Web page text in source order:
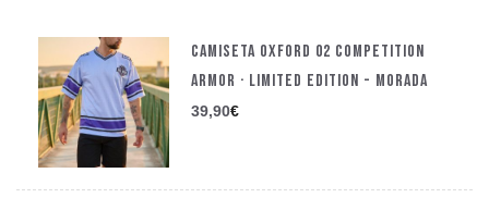
CAMISETA OXFORD 02 COMPETITION
ARMOR · LIMITED EDITION - MORADA
39,90€